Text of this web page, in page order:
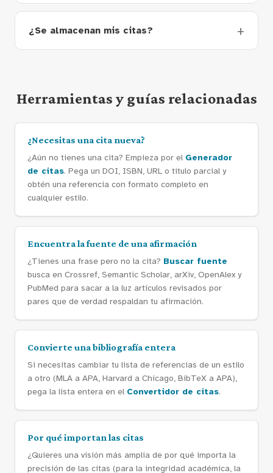
¿Se almacenan mis citas?
Herramientas y guías relacionadas
¿Necesitas una cita nueva?
¿Aún no tienes una cita? Empieza por el Generador
de citas. Pega un DOI, ISBN, URL o título parcial y
obtén una referencia con formato completo en
cualquier estilo.
Encuentra la fuente de una afirmación
¿Tienes una frase pero no la cita? Buscar fuente
busca en Crossref, Semantic Scholar, arXiv, OpenAlex y
PubMed para sacar a la luz artículos revisados por
pares que de verdad respaldan tu afirmación.
Convierte una bibliografía entera
Si necesitas cambiar tu lista de referencias de un estilo
a otro (MLA a APA, Harvard a Chicago, BibTeX a APA),
pega la lista entera en el Convertidor de citas.
Por qué importan las citas
¿Quieres una visión más amplia de por qué importa la
precisión de las citas (para la integridad académica, la